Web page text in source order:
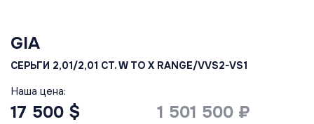
GIA
СЕРЬГИ 2,01/2,01 CT. W TO X RANGE/VVS2-VS1
Наша цена:
17 500 $ 1 501 500 ₽